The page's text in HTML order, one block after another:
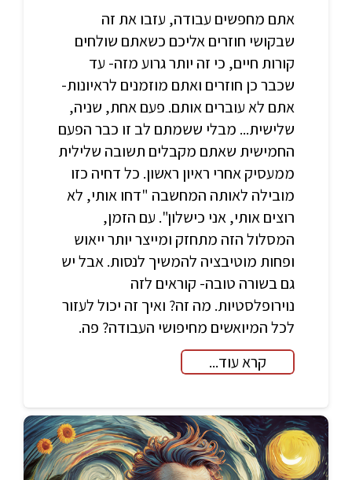
אתם מחפשים עבודה, עזבו את זה
שבקושי חוזרים אליכם כשאתם שולחים
קורות חיים, כי זה יותר גרוע מזה- עד
שכבר כן חוזרים ואתם מוזמנים לראיונות-
אתם לא עוברים אותם. פעם אחת, שניה,
שלישית... מבלי ששמתם לב זו כבר הפעם
החמישית שאתם מקבלים תשובה שלילית
ממעסיק אחרי ראיון ראשון. כל דחיה כזו
מובילה לאותה המחשבה "דחו אותי, לא
רוצים אותי, אני כישלון". עם הזמן,
המסלול הזה מתחזק ומייצר יותר ייאוש
ופחות מוטיבציה להמשיך לנסות. אבל יש
גם בשורה טובה- קוראים לזה
נוירופלסטיות. מה זה? ואיך זה יכול לעזור
לכל המיואשים מחיפושי העבודה? פה.
קרא עוד...